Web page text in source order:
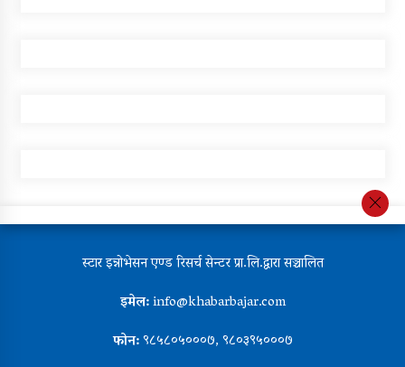
स्टार इन्नोभेसन एण्ड रिसर्च सेन्टर प्रा.लि.द्वारा सञ्चालित
इमेल:info@khabarbajar.com
फोन:९८५८०५०००७, ९८०३९५०००७